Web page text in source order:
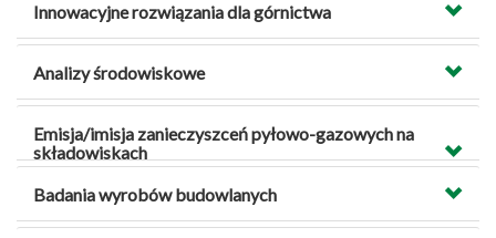
Innowacyjne rozwiązania dla górnictwa
Analizy środowiskowe
Emisja/imisja zanieczyszceń pyłowo-gazowych na
składowiskach
Badania wyrobów budowlanych